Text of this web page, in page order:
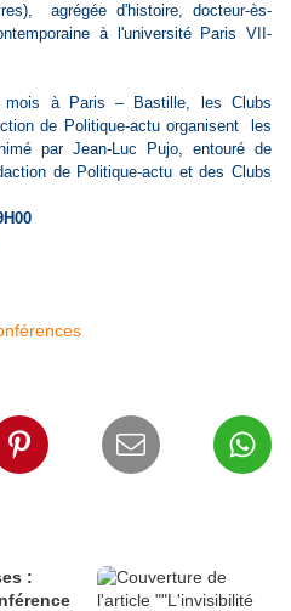
agrégée d'histoire, docteur-ès-
à l'université Paris VII-
mois à Paris – Bastille, les Clubs
de Politique-actu organisent les
par Jean-Luc Pujo, entouré de
de Politique-actu et des Clubs
: